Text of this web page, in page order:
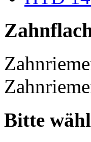
Bitte